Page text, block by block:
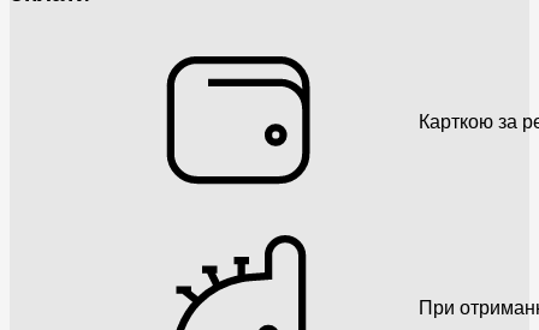
Карткою за
При